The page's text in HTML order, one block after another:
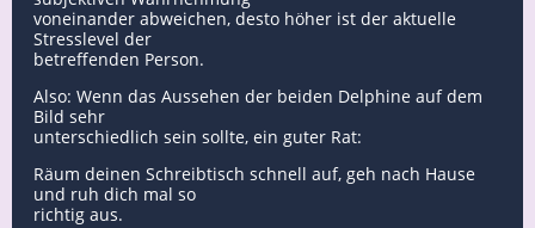
voneinander abweichen, desto höher ist der aktuelle
Stresslevel der
betreffenden Person.
Also: Wenn das Aussehen der beiden Delphine auf dem
Bild sehr
unterschiedlich sein sollte, ein guter Rat:
Räum deinen Schreibtisch schnell auf, geh nach Hause
und ruh dich mal so
richtig aus.